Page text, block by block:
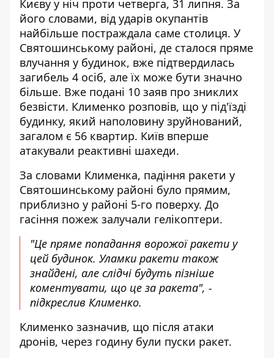
Києву у ніч проти четверга, 31 липня. За
його словами, від ударів окупантів
найбільше постраждала саме столиця. У
Святошинському районі, де сталося пряме
влучання у будинок, вже підтвердилась
загибель 4 осіб, але їх може бути значно
більше. Вже подані 10 заяв про зниклих
безвісти. Клименко розповів, що у під'їзді
будинку, який наполовину зруйнований,
загалом є 56 квартир. Київ вперше
атакували реактивні шахеди.
За словами Клименка, падіння ракети у
Святошинському районі було прямим,
приблизно у районі 5-го поверху. До
гасіння пожеж залучали гелікоптери.
"Це пряме попадання ворожої ракети у
цей будинок. Уламки ракети також
знайдені, але слідчі будуть пізніше
коментувати, що це за ракета", -
підкреслив Клименко.
Клименко зазначив, що після атаки
дронів, через годину були пуски ракет.